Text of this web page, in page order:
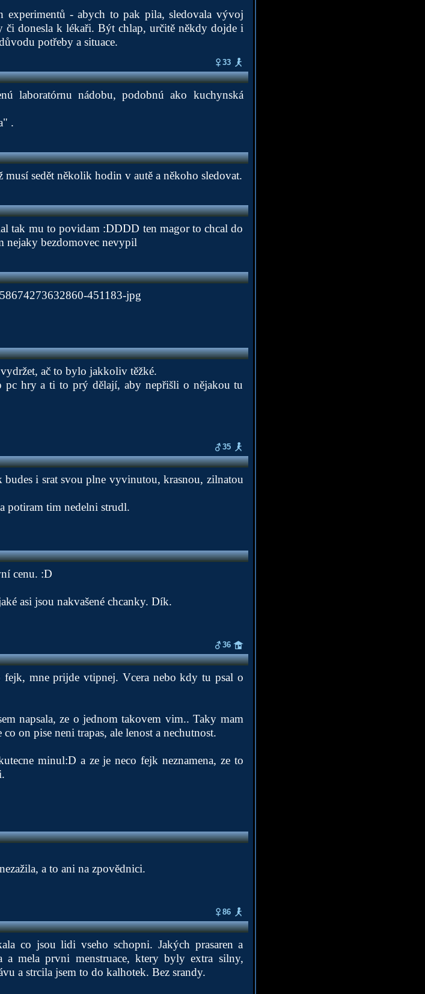
experimentů - abych to pak pila, sledovala vývoj
či donesla k lékaři. Být chlap, určitě někdy dojde i
potřeby a situace.
33
laboratórnu nádobu, podobnú ako kuchynská
.
sedět několik hodin v autě a někoho sledovat.
tak mu to povidam :DDDD ten magor to chcal do
nejaky bezdomovec nevypil
451183-jpg
ač to bylo jakkoliv těžké.
pc hry a ti to prý dělají, aby nepřišli o nějakou tu
35
budes i srat svou plne vyvinutou, krasnou, zilnatou
potiram tim nedelni strudl.
cenu. :D
asi jsou nakvašené chcanky. Dík.
36
mne prijde vtipnej. Vcera nebo kdy tu psal o
napsala, ze o jednom takovem vim.. Taky mam
on pise neni trapas, ale lenost a nechutnost.
minul:D a ze je neco fejk neznamena, ze to
a to ani na zpovědnici.
86
co jsou lidi vseho schopni. Jakých prasaren a
a mela prvni menstruace, ktery byly extra silny,
a strcila jsem to do kalhotek. Bez srandy.